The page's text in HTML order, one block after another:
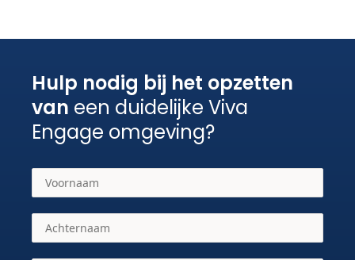
Hulp nodig bij het opzetten
van een duidelijke Viva
Engage omgeving?